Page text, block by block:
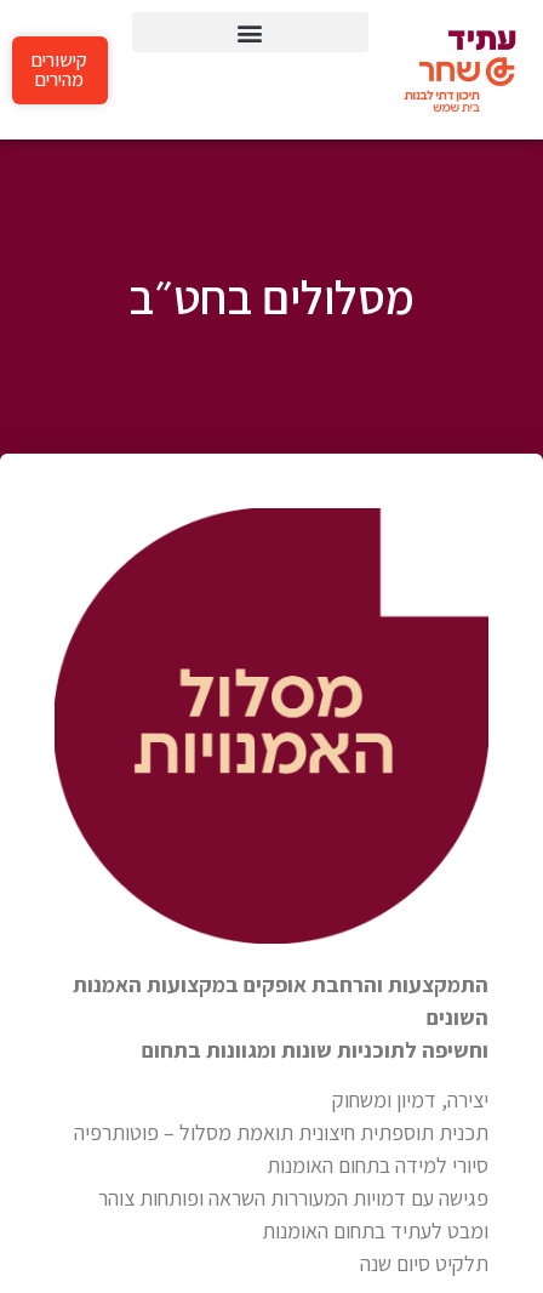
קישורים
מהירים
מסלולים בחט״ב
התמקצעות והרחבת אופקים במקצועות האמנות
השונים
וחשיפה לתוכניות שונות ומגוונות בתחום
יצירה, דמיון ומשחוק
תכנית תוספתית חיצונית תואמת מסלול – פוטותרפיה
סיורי למידה בתחום האומנות
פגישה עם דמויות המעוררות השראה ופותחות צוהר
ומבט לעתיד בתחום האומנות
תלקיט סיום שנה